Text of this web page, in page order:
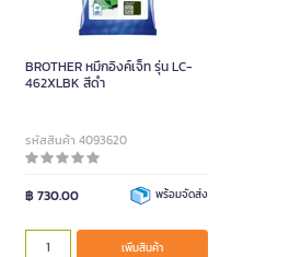
BROTHER หมึกอิงค์เจ็ท รุ่น LC-
462XLBK สีดำ
รหัสสินค้า 4093620
฿ 730.00 พร้อมจัดส่ง
เพิ่มสินค้า